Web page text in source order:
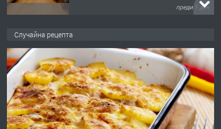
преди 2 дни
преди 2 дни
ПРЕДЛАГА
№4120 Магазин/Офис под наем в кв.
Любен Каравелов, Хасково-близо до
градската градина!
Случайна рецепта